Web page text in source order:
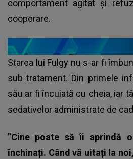
comportament agitat și
cooperare.
Starea lui Fulgy nu s-ar fi
sub tratament. Din primele
său ar fi încuiată cu cheia, iar
sedativelor administrate de
”Cine poate să îi aprindă
închinați. Când vă uitați la